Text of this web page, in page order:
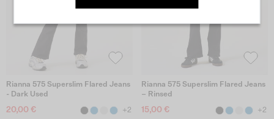
Rianna 575 Superslim Flared Jeans
- Dark Used
20,00 € +2
Rianna 575 Superslim Flared Jeans
– Rinsed
15,00 € +2